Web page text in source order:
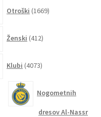
Otroški 1669izdelkov
Ženski 412izdelkov
Klubi 4073izdelkov
Nogometnih
dresov Al-Nassr